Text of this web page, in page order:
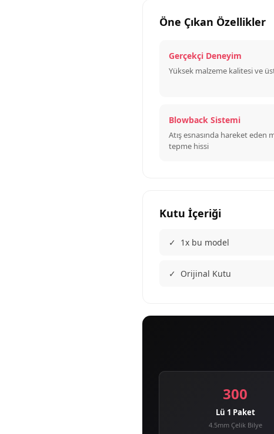
Öne Çıkan Özellikler
Gerçekçi Deneyim
Yüksek malzeme kalitesi ve
Blowback Sistemi
Atış esnasında hareket eden
tepme hissi
Kutu İçeriği
✓ 1x bu model
✓ Orijinal Kutu
300
Lü 1 Paket
4.5mm Çelik Bilye